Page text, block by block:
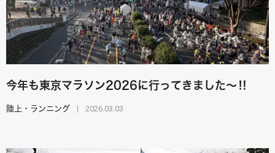
今年も東京マラソン2026に行ってきました～‼
陸上・ランニング 2026.03.03